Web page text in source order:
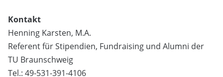
Kontakt
Henning Karsten, M.A.
Referent für Stipendien, Fundraising und Alumni der
TU Braunschweig
Tel.: 49-531-391-4106